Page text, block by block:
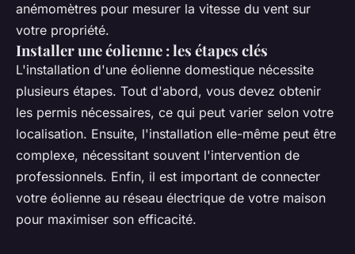
anémomètres pour mesurer la vitesse du vent sur
votre propriété.
Installer une éolienne : les étapes clés
L'installation d'une éolienne domestique nécessite
plusieurs étapes. Tout d'abord, vous devez obtenir
les permis nécessaires, ce qui peut varier selon votre
localisation. Ensuite, l'installation elle-même peut être
complexe, nécessitant souvent l'intervention de
professionnels. Enfin, il est important de connecter
votre éolienne au réseau électrique de votre maison
pour maximiser son efficacité.